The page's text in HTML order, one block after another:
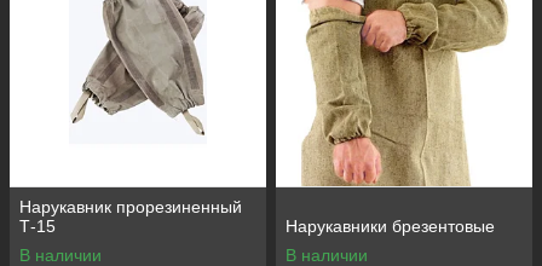
Нарукавник прорезиненный
Т-15
В наличии
Нарукавники брезентовые
В наличии